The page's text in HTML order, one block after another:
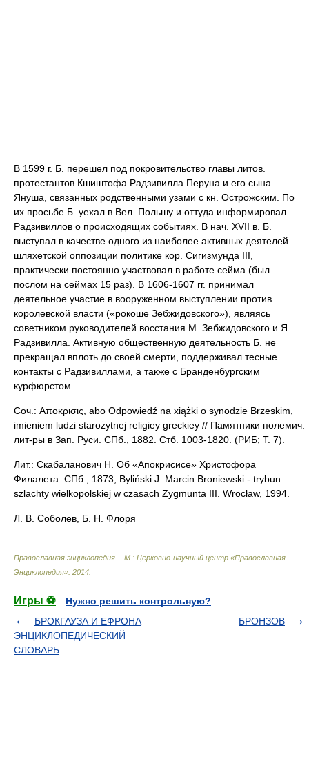
В 1599 г. Б. перешел под покровительство главы литов.
протестантов Кшиштофа Радзивилла Перуна и его сына
Януша, связанных родственными узами с кн. Острожским. По
их просьбе Б. уехал в Вел. Польшу и оттуда информировал
Радзивиллов о происходящих событиях. В нач. XVII в. Б.
выступал в качестве одного из наиболее активных деятелей
шляхетской оппозиции политике кор. Сигизмунда III,
практически постоянно участвовал в работе сейма (был
послом на сеймах 15 раз). В 1606-1607 гг. принимал
деятельное участие в вооруженном выступлении против
королевской власти («рокоше Зебжидовского»), являясь
советником руководителей восстания М. Зебжидовского и Я.
Радзивилла. Активную общественную деятельность Б. не
прекращал вплоть до своей смерти, поддерживал тесные
контакты с Радзивиллами, а также с Бранденбургским
курфюрстом.
Соч.: Αποκρισις, abo Odpowiedź na xiążki o synodzie Brzeskim,
imieniem ludzi starożytnej religiey greckiey // Памятники полемич.
лит-ры в Зап. Руси. СПб., 1882. Стб. 1003-1820. (РИБ; Т. 7).
Лит.: Скабаланович Н. Об «Апокрисисе» Христофора
Филалета. СПб., 1873; Byliński J. Marcin Broniewski - trybun
szlachty wielkopolskiej w czasach Zygmunta III. Wrocław, 1994.
Л. В. Соболев, Б. Н. Флоря
Православная энциклопедия. - М.: Церковно-научный центр «Православная
Энциклопедия» 2014
Игры ⚽
Нужно решить контрольную?
БРОКГАУЗА И ЕФРОНА
ЭНЦИКЛОПЕДИЧЕСКИЙ
СЛОВАРЬ
БРОНЗОВ